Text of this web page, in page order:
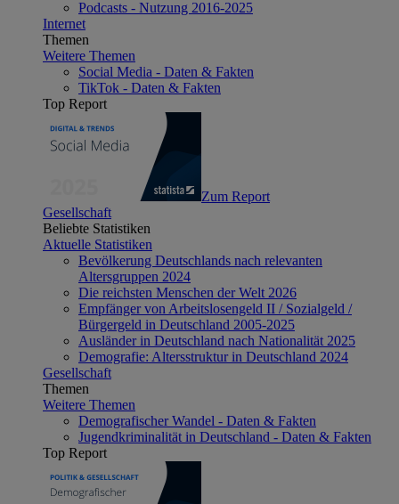
Podcasts - Nutzung 2016-2025
Internet
Themen
Weitere Themen
Social Media - Daten & Fakten
TikTok - Daten & Fakten
Top Report
Zum Report
Gesellschaft
Beliebte Statistiken
Aktuelle Statistiken
Bevölkerung Deutschlands nach relevanten
Altersgruppen 2024
Die reichsten Menschen der Welt 2026
Empfänger von Arbeitslosengeld II / Sozialgeld /
Bürgergeld in Deutschland 2005-2025
Ausländer in Deutschland nach Nationalität 2025
Demografie: Altersstruktur in Deutschland 2024
Gesellschaft
Themen
Weitere Themen
Demografischer Wandel - Daten & Fakten
Jugendkriminalität in Deutschland - Daten & Fakten
Top Report